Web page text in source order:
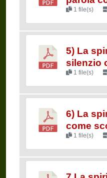
1 file(s)
5) La
silenzio
1 file(s)
6) La
come
1 file(s)